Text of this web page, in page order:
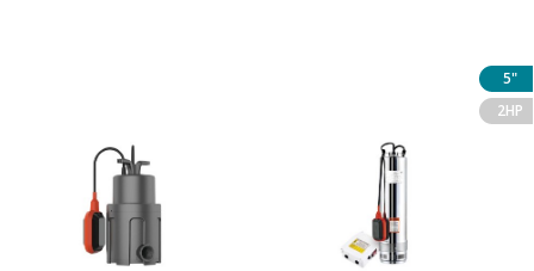
5"
2HP